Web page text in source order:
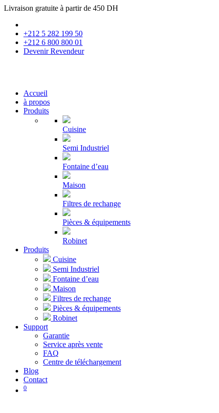
Livraison gratuite à partir de 450 DH
+212 5 282 199 50
+212 6 800 800 01
Devenir Revendeur
Accueil
à propos
Produits
Cuisine
Semi Industriel
Fontaine d’eau
Maison
Filtres de rechange
Pièces & équipements
Robinet
Produits
Cuisine
Semi Industriel
Fontaine d’eau
Maison
Filtres de rechange
Pièces & équipements
Robinet
Support
Garantie
Service après vente
FAQ
Centre de téléchargement
Blog
Contact
0